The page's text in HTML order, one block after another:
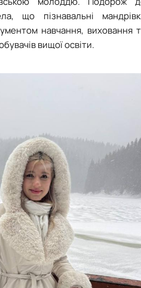
що пізнавальні
навчання, виховання
вищої освіти.